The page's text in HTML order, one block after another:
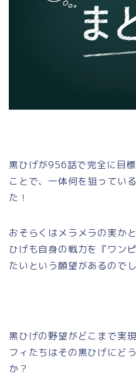
黒ひげが956話で完全に目
ことで、一体何を狙ってい
た！
おそらくはメラメラの実か
ひげも自身の戦力を『ワン
たいという願望があるのでし
黒ひげの野望がどこまで実
フィたちはその黒ひげにど
か？